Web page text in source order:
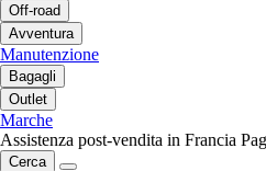
Off-road
Avventura
Manutenzione
Bagagli
Outlet
Marche
Assistenza post-vendita in Francia
Cerca